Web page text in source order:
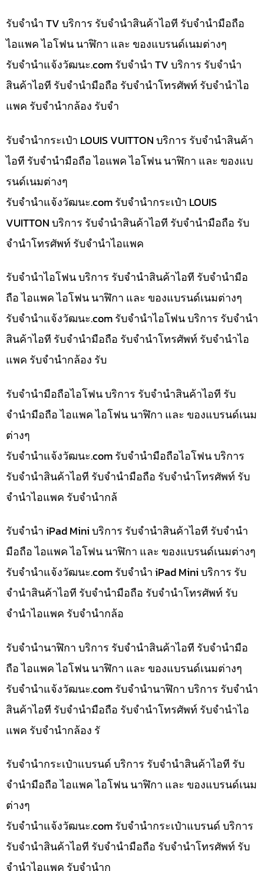
รับจำนำ TV บริการ รับจำนำสินค้าไอที รับจำนำมือถือ
ไอแพค ไอโฟน นาฬิกา และ ของแบรนด์เนมต่างๆ
รับจํานําแจ้งวัฒนะ.com รับจำนำ TV บริการ รับจำนำ
สินค้าไอที รับจำนำมือถือ รับจำนำโทรศัพท์ รับจำนำไอ
แพค รับจำนำกล้อง รับจำ
รับจำนำกระเป๋า LOUIS VUITTON บริการ รับจำนำสินค้า
ไอที รับจำนำมือถือ ไอแพค ไอโฟน นาฬิกา และ ของแบ
รนด์เนมต่างๆ
รับจํานําแจ้งวัฒนะ.com รับจำนำกระเป๋า LOUIS
VUITTON บริการ รับจำนำสินค้าไอที รับจำนำมือถือ รับ
จำนำโทรศัพท์ รับจำนำไอแพค
รับจำนำไอโฟน บริการ รับจำนำสินค้าไอที รับจำนำมือ
ถือ ไอแพค ไอโฟน นาฬิกา และ ของแบรนด์เนมต่างๆ
รับจํานําแจ้งวัฒนะ.com รับจำนำไอโฟน บริการ รับจำนำ
สินค้าไอที รับจำนำมือถือ รับจำนำโทรศัพท์ รับจำนำไอ
แพค รับจำนำกล้อง รับ
รับจำนำมือถือไอโฟน บริการ รับจำนำสินค้าไอที รับ
จำนำมือถือ ไอแพค ไอโฟน นาฬิกา และ ของแบรนด์เนม
ต่างๆ
รับจํานําแจ้งวัฒนะ.com รับจำนำมือถือไอโฟน บริการ
รับจำนำสินค้าไอที รับจำนำมือถือ รับจำนำโทรศัพท์ รับ
จำนำไอแพค รับจำนำกล้
รับจำนำ iPad Mini บริการ รับจำนำสินค้าไอที รับจำนำ
มือถือ ไอแพค ไอโฟน นาฬิกา และ ของแบรนด์เนมต่างๆ
รับจํานําแจ้งวัฒนะ.com รับจำนำ iPad Mini บริการ รับ
จำนำสินค้าไอที รับจำนำมือถือ รับจำนำโทรศัพท์ รับ
จำนำไอแพค รับจำนำกล้อ
รับจำนำนาฬิกา บริการ รับจำนำสินค้าไอที รับจำนำมือ
ถือ ไอแพค ไอโฟน นาฬิกา และ ของแบรนด์เนมต่างๆ
รับจํานําแจ้งวัฒนะ.com รับจำนำนาฬิกา บริการ รับจำนำ
สินค้าไอที รับจำนำมือถือ รับจำนำโทรศัพท์ รับจำนำไอ
แพค รับจำนำกล้อง รั
รับจำนำกระเป๋าแบรนด์ บริการ รับจำนำสินค้าไอที รับ
จำนำมือถือ ไอแพค ไอโฟน นาฬิกา และ ของแบรนด์เนม
ต่างๆ
รับจํานําแจ้งวัฒนะ.com รับจำนำกระเป๋าแบรนด์ บริการ
รับจำนำสินค้าไอที รับจำนำมือถือ รับจำนำโทรศัพท์ รับ
จำนำไอแพค รับจำนำก